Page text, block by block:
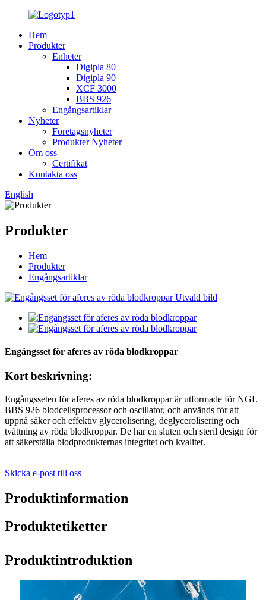
Hem
Produkter
Enheter
Digipla 80
Digipla 90
XCF 3000
BBS 926
Engångsartiklar
Nyheter
Företagsnyheter
Produkter Nyheter
Om oss
Certifikat
Kontakta oss
English
Produkter
Hem
Produkter
Engångsartiklar
Engångsset för aferes av röda blodkroppar
Kort beskrivning:
Engångsseten för aferes av röda blodkroppar är utformade för NGL
BBS 926 blodcellsprocessor och oscillator, och används för att
uppnå säker och effektiv glycerolisering, deglycerolisering och
tvättning av röda blodkroppar. De har en sluten och steril design för
att säkerställa blodprodukternas integritet och kvalitet.
Skicka e-post till oss
Produktinformation
Produktetiketter
Produktintroduktion